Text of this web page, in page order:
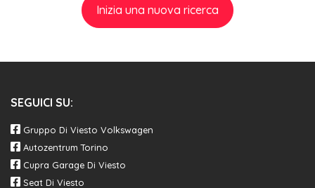
Inizia una nuova ricerca
SEGUICI SU:
Gruppo Di Viesto Volkswagen
Autozentrum Torino
Cupra Garage Di Viesto
Seat Di Viesto